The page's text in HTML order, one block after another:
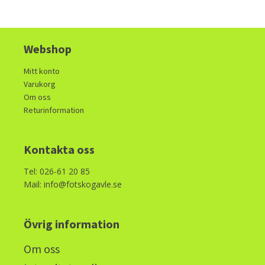
Webshop
Mitt konto
Varukorg
Om oss
Returinformation
Kontakta oss
Tel: 026-61 20 85
Mail: info@fotskogavle.se
Övrig information
Om oss